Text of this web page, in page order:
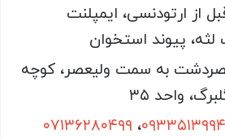
از ارتودنسی، ایمپلنت
پیوند استخوان
به سمت ولیعصر، کوچه
، ۰۷۱۳۶۲۸۰۴۹۹